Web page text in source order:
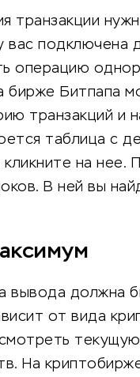
транзакции
вас подключена
операцию
бирже Битпапа
транзакций и
таблица с
на нее.
В ней вы
вывода должна
от вида
На